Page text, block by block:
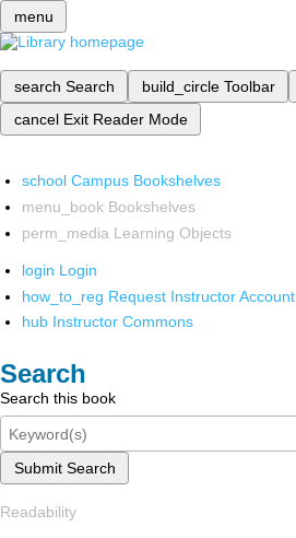
menu
search Search build_circle Toolbar
cancel Exit Reader Mode
school Campus Bookshelves
menu_book Bookshelves
perm_media Learning Objects
login Login
how_to_reg Request Instructor Account
hub Instructor Commons
Search
Search this book
Submit Search
Readability